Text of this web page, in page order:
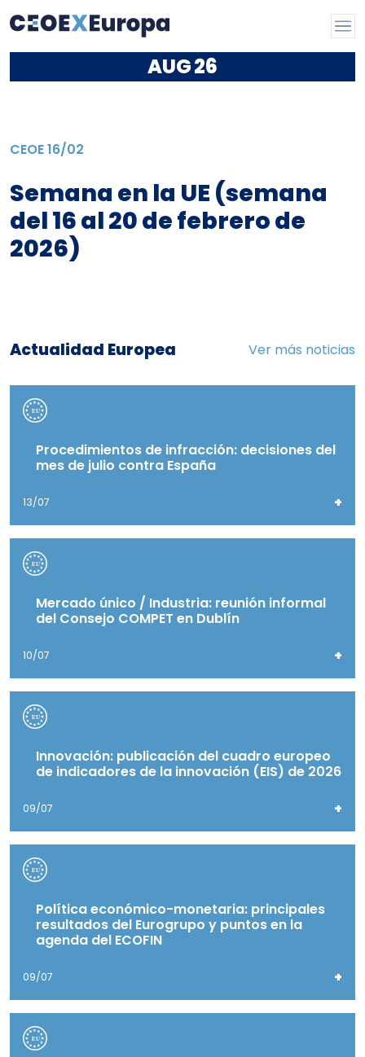
AUG26
CEOE16/02
Semana en la UE (semana
del 16 al 20 de febrero de
2026)
Actualidad Europea Ver más noticias
Procedimientos de infracción: decisiones del
mes de julio contra España
13/07 +
Mercado único / Industria: reunión informal
del Consejo COMPET en Dublín
10/07 +
Innovación: publicación del cuadro europeo
de indicadores de la innovación (EIS) de 2026
09/07 +
Política económico-monetaria: principales
resultados del Eurogrupo y puntos en la
agenda del ECOFIN
09/07 +